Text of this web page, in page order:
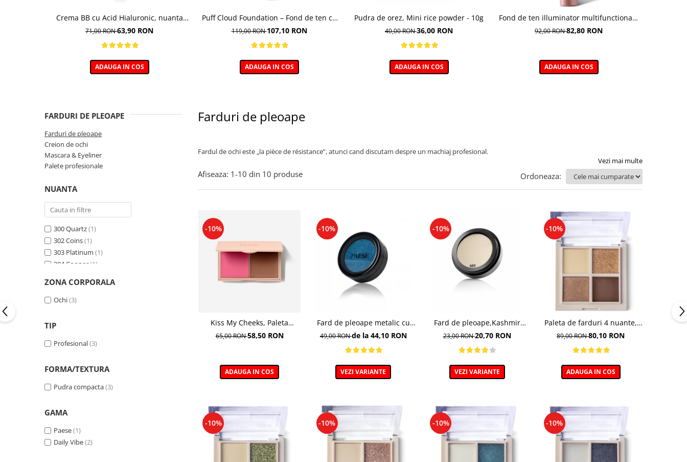
Crema BB cu Acid Hialuronic, nuanta
03W NATURAL 30ml
71,00 RON63,90 RON
ADAUGA IN COS
Puff Cloud Foundation – Fond de ten cu
efect natural
119,00 RON107,10 RON
ADAUGA IN COS
Pudra de orez, Mini rice powder - 10g
40,00 RON36,00 RON
ADAUGA IN COS
Fond de ten illuminator multifunctional ,
Multi-function Illuminating Foundation,
nuanta 1N LIGHT BEIGE– 30 ml
92,00 RON82,80 RON
ADAUGA IN COS
Farduri de pleoape
Fardul de ochi este „la pièce de résistance”, atunci cand discutam despre un machiaj profesional.
Vezi mai multe
FARDURI DE PLEOAPE
Farduri de pleoape
Creion de ochi
Mascara & Eyeliner
Palete profesionale
NUANTA
300 Quartz(1)
302 Coins(1)
303 Platinum (1)
304 Cooper (1)
306 Onyx (1)
307 Antique
313 Rubin
315 Saphire (1)
650(1)
671(1)
687(1)
ZONA CORPORALA
Ochi(3)
TIP
Profesional(3)
FORMA/TEXTURA
Pudra compacta(3)
GAMA
Paese(1)
Daily Vibe(2)
Afiseaza: 1-10 din 10 produse Ordoneaza:
-10%
Kiss My Cheeks, Paleta
cremoasa de contur, COLD -
65,00 RON58,50 RON
ADAUGA IN COS
-10%
Fard de pleoape metalic cu
efect de folie, 315 Saphire - 5g
49,00 RONde la 44,10 RON
VEZI VARIANTE
-10%
Fard de pleoape,Kashmir
Mono&Neo, nuanta 605 - 5g
23,00 RON20,70 RON
VEZI VARIANTE
-10%
Paleta de farduri 4 nuante,
Daily Vibe, nuanta Golden
89,00 RON80,10 RON
ADAUGA IN COS
-10% -10% -10% -10%